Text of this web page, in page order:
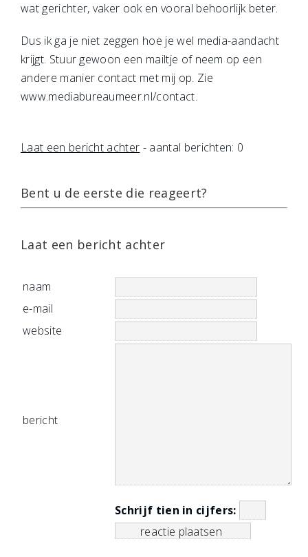
wat gerichter, vaker ook en vooral behoorlijk beter.
Dus ik ga je niet zeggen hoe je wel media-aandacht
krijgt. Stuur gewoon een mailtje of neem op een
andere manier contact met mij op. Zie
www.mediabureaumeer.nl/contact.
Laat een bericht achter - aantal berichten: 0
Bent u de eerste die reageert?
Laat een bericht achter
naam
e-mail
website
bericht
Schrijf tien in cijfers: